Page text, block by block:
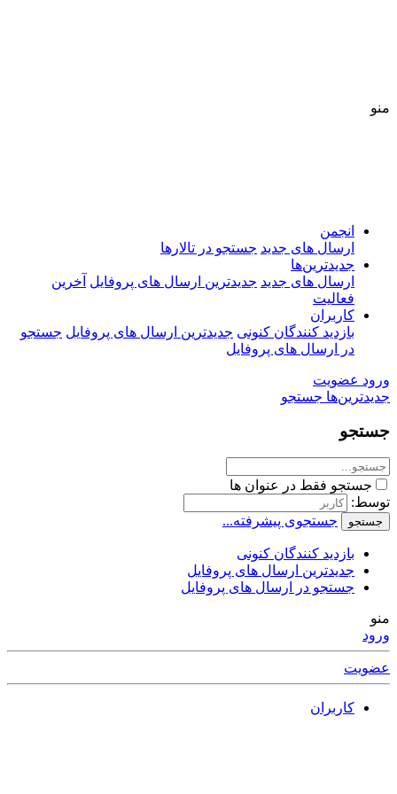
منو
انجمن
ارسال های جدید جستجو در تالارها
جدیدترین‌ها
ارسال های جدید جدیدترین ارسال های پروفایل آخرین
فعالیت
کاربران
بازدید کنندگان کنونی جدیدترین ارسال های پروفایل جستجو
در ارسال های پروفایل
ورود عضویت
جدیدترین‌ها جستجو
جستجو
جستجو فقط در عنوان ها
توسط:
جستجو جستجوی پیشرفته...
بازدید کنندگان کنونی
جدیدترین ارسال های پروفایل
جستجو در ارسال های پروفایل
منو
ورود
عضویت
کاربران